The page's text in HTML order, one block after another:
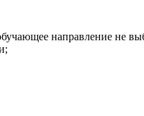
направление не